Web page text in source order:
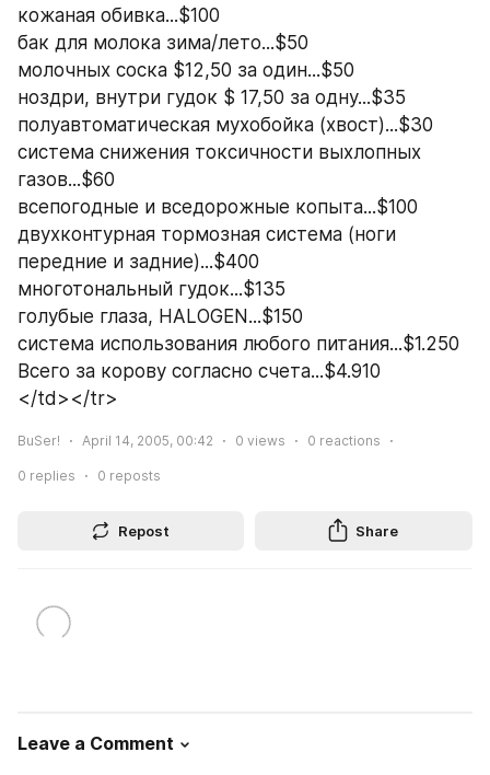
кожаная обивка...$100
бак для молока зима/лето...$50
молочных соска $12,50 за один...$50
ноздри, внутри гудок $ 17,50 за одну...$35
полуавтоматическая мухобойка (хвост)...$30
система снижения токсичности выхлопных
газов...$60
всепогодные и вседорожные копыта...$100
двухконтурная тормозная система (ноги
передние и задние)...$400
многотональный гудок...$135
голубые глаза, HALOGEN...$150
система использования любого питания...$1.250
Всего за корову согласно счета...$4.910
</td></tr>
BuSer! April 14, 2005, 00:42 0 views 0 reactions
0 replies 0 reposts
Repost Share
Leave a Comment